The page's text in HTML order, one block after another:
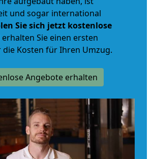
und sogar international
Sie sich jetzt kostenlose
Sie einen ersten
Kosten für Ihren Umzug.
Angebote erhalten